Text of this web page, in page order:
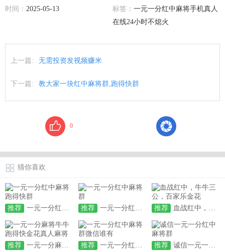
时间： 2025-05-13 标签： 一元一分红中麻将手机真人
在线24小时不熄火
上一篇: 无需投资发视频赚米
下一篇: 教大家一块红中麻将群,跑得快群
0
猜你喜欢
推荐 一元一分红中麻将跑得快群 推荐 一元一分红中麻将群 推荐 血战红中，牛牛三公，百家乐金花
推荐 一元一分麻将牛牛跑得快金花真人麻将 推荐 一元一分红中麻将群微信谁有 推荐 诚信一元一分红中麻将群